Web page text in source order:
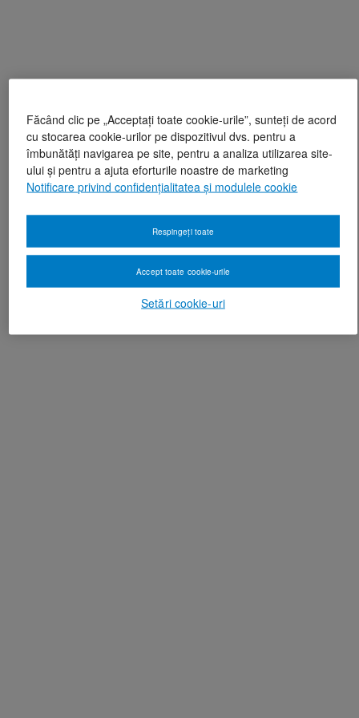
Făcând clic pe „Acceptați toate cookie-urile”, sunteți de acord
cu stocarea cookie-urilor pe dispozitivul dvs. pentru a
îmbunătăți navigarea pe site, pentru a analiza utilizarea site-
ului și pentru a ajuta eforturile noastre de marketing
Notificare privind confidențialitatea și modulele cookie
Setări cookie-uri
Respingeți toate
Accept toate cookie-urile